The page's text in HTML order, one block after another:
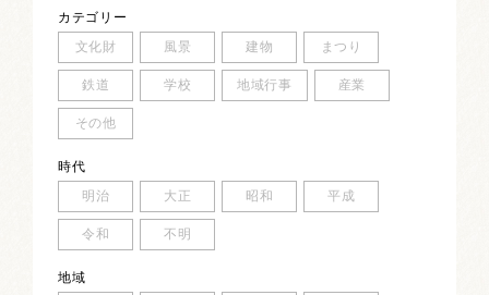
お問い合わせ
サイトマップ リンク集
著作権について
プライバシーポリシー
カテゴリー
文化財
風景 建物 まつり
鉄道 学校 地域行事 産業
その他
時代
明治
大正 昭和 平成
令和 不明
地域